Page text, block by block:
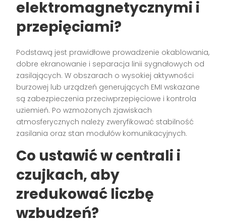
elektromagnetycznymi i
przepięciami?
Podstawą jest prawidłowe prowadzenie okablowania,
dobre ekranowanie i separacja linii sygnałowych od
zasilających. W obszarach o wysokiej aktywności
burzowej lub urządzeń generujących EMI wskazane
są zabezpieczenia przeciwprzepięciowe i kontrola
uziemień. Po wzmożonych zjawiskach
atmosferycznych należy zweryfikować stabilność
zasilania oraz stan modułów komunikacyjnych.
Co ustawić w centrali i
czujkach, aby
zredukować liczbę
wzbudzeń?